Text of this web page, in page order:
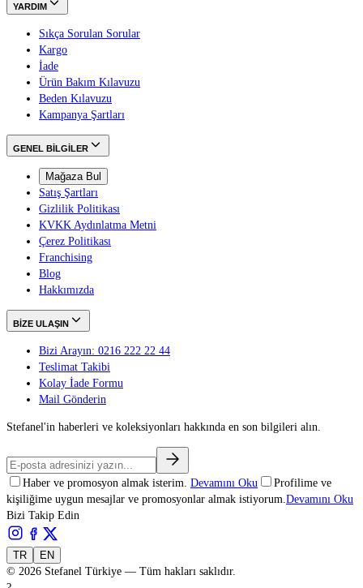
YARDIM
Sıkça Sorulan Sorular
Kargo
İade
Ürün Bakım Kılavuzu
Beden Kılavuzu
Kampanya Şartları
GENEL BİLGİLER
Mağaza Bul
Satış Şartları
Gizlilik Politikası
KVKK Aydınlatma Metni
Çerez Politikası
Franchising
Blog
Hakkımızda
BİZE ULAŞIN
Bizi Arayın: 0216 222 22 44
Teslimat Takibi
Kolay İade Formu
Mail Gönderin
Stefanel'in haberleri ve koleksiyonları hakkında en son bilgileri alın.
Haber ve promosyon almak isterim. Devamını Oku
Profilime ve
kişiliğime uygun mesajlar ve promosyonlar almak istiyorum. Devamını Oku
Bizi Takip Edin
TR
EN
© 2026 Stefanel Türkiye — Tüm hakları saklıdır.